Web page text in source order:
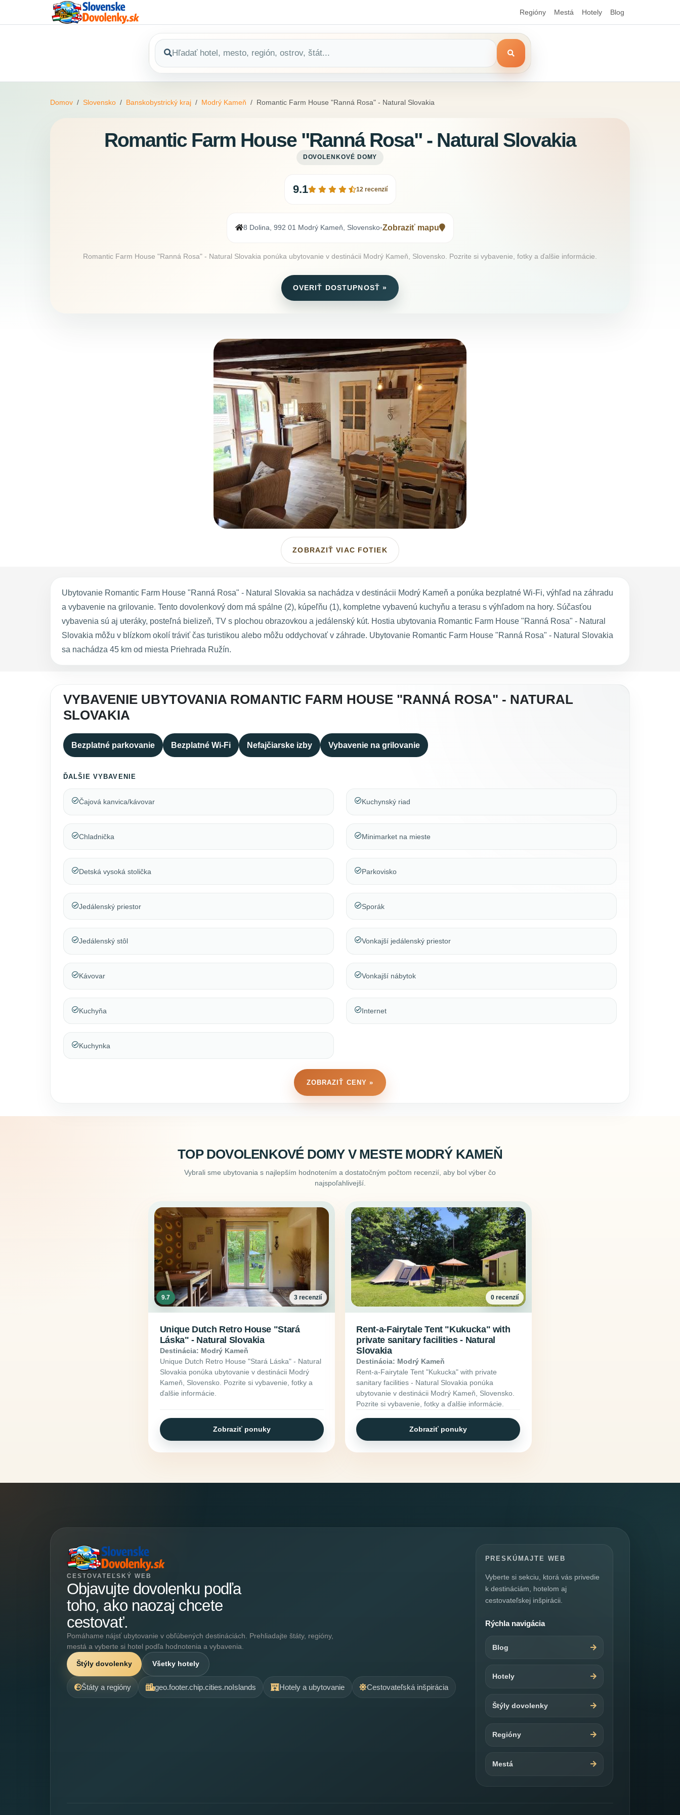
Regióny Mestá Hotely Blog
Domov Slovensko Banskobystrický kraj Modrý Kameň Romantic Farm House "Ranná Rosa" - Natural Slovakia
Romantic Farm House "Ranná Rosa" - Natural Slovakia
DOVOLENKOVÉ DOMY
9.1 12 recenzií
8 Dolina, 992 01 Modrý Kameň, Slovensko•Zobraziť mapu
Romantic Farm House "Ranná Rosa" - Natural Slovakia ponúka ubytovanie v destinácii Modrý Kameň, Slovensko. Pozrite si vybavenie, fotky a ďalšie informácie.
OVERIŤ DOSTUPNOSŤ »
ZOBRAZIŤ VIAC FOTIEK
Ubytovanie Romantic Farm House "Ranná Rosa" - Natural Slovakia sa nachádza v destinácii Modrý Kameň a ponúka bezplatné Wi-Fi, výhľad na záhradu
a vybavenie na grilovanie. Tento dovolenkový dom má spálne (2), kúpeľňu (1), kompletne vybavenú kuchyňu a terasu s výhľadom na hory. Súčasťou
vybavenia sú aj uteráky, posteľná bielizeň, TV s plochou obrazovkou a jedálenský kút. Hostia ubytovania Romantic Farm House "Ranná Rosa" - Natural
Slovakia môžu v blízkom okolí tráviť čas turistikou alebo môžu oddychovať v záhrade. Ubytovanie Romantic Farm House "Ranná Rosa" - Natural Slovakia
sa nachádza 45 km od miesta Priehrada Ružín.
VYBAVENIE UBYTOVANIA ROMANTIC FARM HOUSE "RANNÁ ROSA" - NATURAL
SLOVAKIA
Bezplatné parkovanie Bezplatné Wi-Fi Nefajčiarske izby Vybavenie na grilovanie
ĎALŠIE VYBAVENIE
Čajová kanvica/kávovar
Chladnička
Detská vysoká stolička
Jedálenský priestor
Jedálenský stôl
Kávovar
Kuchyňa
Kuchynka
Kuchynský riad
Minimarket na mieste
Parkovisko
Sporák
Vonkajší jedálenský priestor
Vonkajší nábytok
Internet
ZOBRAZIŤ CENY »
TOP DOVOLENKOVÉ DOMY V MESTE MODRÝ KAMEŇ
Vybrali sme ubytovania s najlepším hodnotením a dostatočným počtom recenzií, aby bol výber čo
najspoľahlivejší.
9.7 3 recenzií
Unique Dutch Retro House "Stará
Láska" - Natural Slovakia
Destinácia: Modrý Kameň
Unique Dutch Retro House "Stará Láska" - Natural
Slovakia ponúka ubytovanie v destinácii Modrý
Kameň, Slovensko. Pozrite si vybavenie, fotky a
ďalšie informácie.
Zobraziť ponuky
0 recenzií
Rent-a-Fairytale Tent "Kukucka" with
private sanitary facilities - Natural
Slovakia
Destinácia: Modrý Kameň
Rent-a-Fairytale Tent "Kukucka" with private
sanitary facilities - Natural Slovakia ponúka
ubytovanie v destinácii Modrý Kameň, Slovensko.
Pozrite si vybavenie, fotky a ďalšie informácie.
Zobraziť ponuky
CESTOVATEĽSKÝ WEB
Objavujte dovolenku podľa
toho, ako naozaj chcete
cestovať.
Pomáhame nájsť ubytovanie v obľúbených destináciách. Prehliadajte štáty, regióny,
mestá a vyberte si hotel podľa hodnotenia a vybavenia.
Štýly dovolenky Všetky hotely
Štáty a regióny geo.footer.chip.cities.noIslands Hotely a ubytovanie Cestovateľská inšpirácia
PRESKÚMAJTE WEB
Vyberte si sekciu, ktorá vás privedie
k destináciám, hotelom aj
cestovateľskej inšpirácii.
Rýchla navigácia
Blog
Hotely
Štýly dovolenky
Regióny
Mestá